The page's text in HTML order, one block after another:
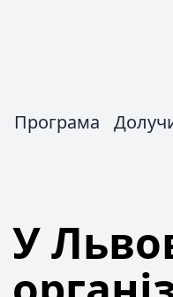
Програма
У